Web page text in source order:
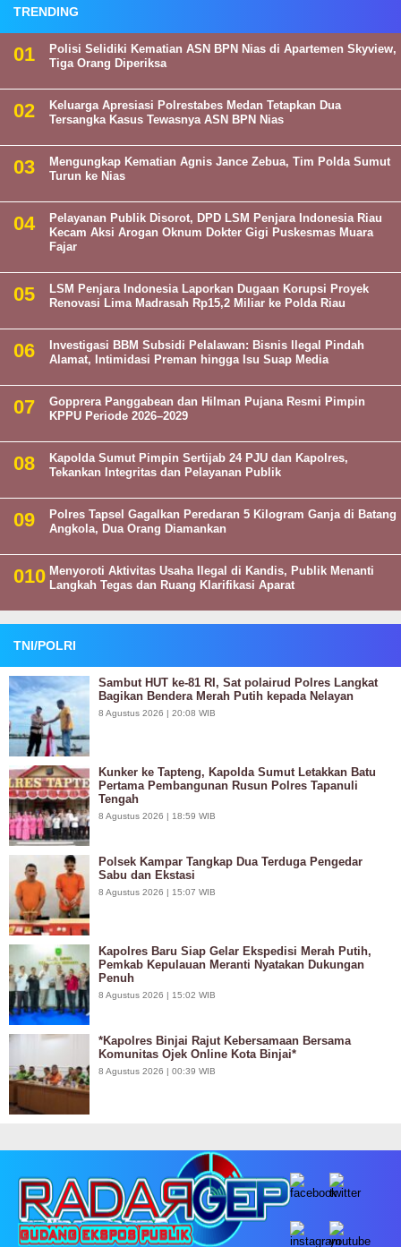
TRENDING
Polisi Selidiki Kematian ASN BPN Nias di Apartemen Skyview,
Tiga Orang Diperiksa
Keluarga Apresiasi Polrestabes Medan Tetapkan Dua
Tersangka Kasus Tewasnya ASN BPN Nias
Mengungkap Kematian Agnis Jance Zebua, Tim Polda Sumut
Turun ke Nias
Pelayanan Publik Disorot, DPD LSM Penjara Indonesia Riau
Kecam Aksi Arogan Oknum Dokter Gigi Puskesmas Muara
Fajar
LSM Penjara Indonesia Laporkan Dugaan Korupsi Proyek
Renovasi Lima Madrasah Rp15,2 Miliar ke Polda Riau
Investigasi BBM Subsidi Pelalawan: Bisnis Ilegal Pindah
Alamat, Intimidasi Preman hingga Isu Suap Media
Gopprera Panggabean dan Hilman Pujana Resmi Pimpin
KPPU Periode 2026–2029
Kapolda Sumut Pimpin Sertijab 24 PJU dan Kapolres,
Tekankan Integritas dan Pelayanan Publik
Polres Tapsel Gagalkan Peredaran 5 Kilogram Ganja di Batang
Angkola, Dua Orang Diamankan
Menyoroti Aktivitas Usaha Ilegal di Kandis, Publik Menanti
Langkah Tegas dan Ruang Klarifikasi Aparat
TNI/POLRI
Sambut HUT ke-81 RI, Sat polairud Polres Langkat
Bagikan Bendera Merah Putih kepada Nelayan
8 Agustus 2026 | 20:08 WIB
Kunker ke Tapteng, Kapolda Sumut Letakkan Batu
Pertama Pembangunan Rusun Polres Tapanuli
Tengah
8 Agustus 2026 | 18:59 WIB
Polsek Kampar Tangkap Dua Terduga Pengedar
Sabu dan Ekstasi
8 Agustus 2026 | 15:07 WIB
Kapolres Baru Siap Gelar Ekspedisi Merah Putih,
Pemkab Kepulauan Meranti Nyatakan Dukungan
Penuh
8 Agustus 2026 | 15:02 WIB
*Kapolres Binjai Rajut Kebersamaan Bersama
Komunitas Ojek Online Kota Binjai*
8 Agustus 2026 | 00:39 WIB